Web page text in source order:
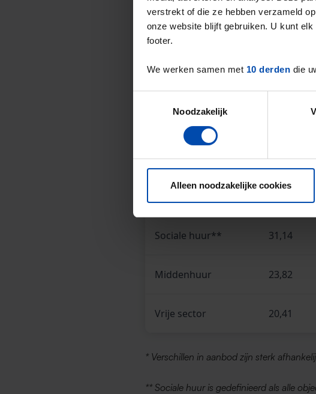
verstrekt of die ze hebben verzameld
onze website blijft gebruiken. U kunt
footer.
We werken samen met 10 derden die
Noodzakelijk
Alleen noodzakelijke cookies
De gemiddelde huurprijs in de
Deze cijfers zijn gebaseerd op
* Verschillen in aanbod in de vrije
Overzicht
Type huuraanbod Breda €/
Sociale huur** 31,14
Middenhuur 23,82
Vrije sector 20,41
* Verschillen in aanbod zijn sterk
** Sociale huur is gedefinieerd als alle